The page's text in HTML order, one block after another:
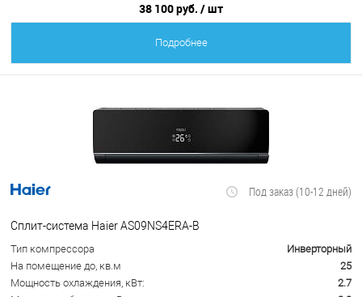
38 100 руб. / шт
Подробнее
Под заказ (10-12 дней)
Сплит-система Haier AS09NS4ERA-B
Тип компрессора
Инверторный
На помещение до, кв.м
25
Мощность охлаждения, кВт:
2.7